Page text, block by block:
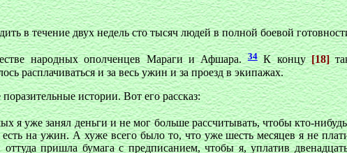
в течение двух недель сто тысяч людей в полной боевой
народных ополченцев Мараги и Афшара.34К концу[18]
расплачиваться и за весь ужин и за проезд в экипажах.
истории. Вот его рассказ:
я уже занял деньги и не мог больше рассчитывать, чтобы кто-
на ужин. А хуже всего было то, что уже шесть месяцев я не
пришла бумага с предписанием, чтобы я, уплатив